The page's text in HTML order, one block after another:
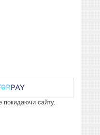
покидаючи сайту.